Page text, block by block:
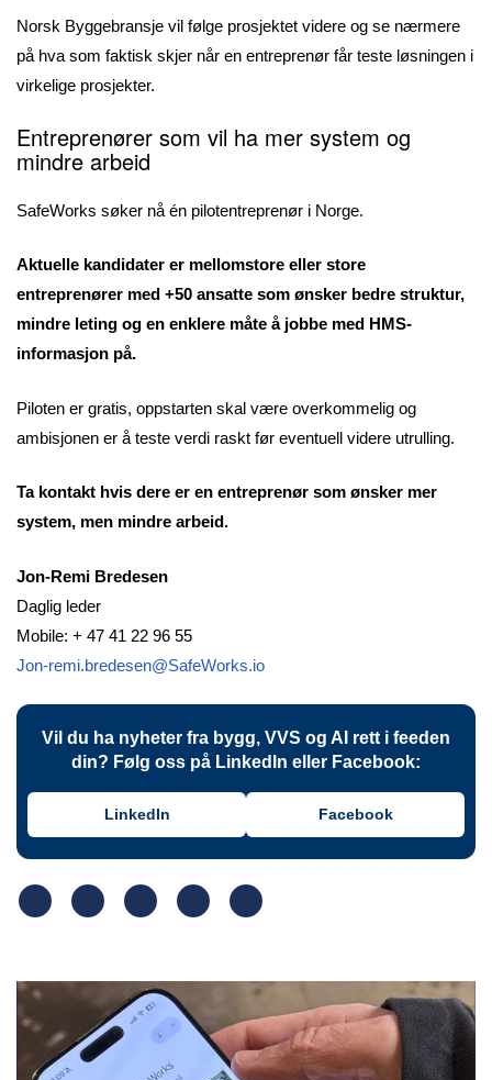
Norsk Byggebransje vil følge prosjektet videre og se nærmere
på hva som faktisk skjer når en entreprenør får teste løsningen i
virkelige prosjekter.
Entreprenører som vil ha mer system og
mindre arbeid
SafeWorks søker nå én pilotentreprenør i Norge.
Aktuelle kandidater er mellomstore eller store
entreprenører med +50 ansatte som ønsker bedre struktur,
mindre leting og en enklere måte å jobbe med HMS-
informasjon på.
Piloten er gratis, oppstarten skal være overkommelig og
ambisjonen er å teste verdi raskt før eventuell videre utrulling.
Ta kontakt hvis dere er en entreprenør som ønsker mer
system, men mindre arbeid.
Jon-Remi Bredesen
Daglig leder
Mobile: + 47 41 22 96 55
Jon-remi.bredesen@SafeWorks.io
Vil du ha nyheter fra bygg, VVS og AI rett i feeden
din? Følg oss på LinkedIn eller Facebook:
LinkedIn Facebook